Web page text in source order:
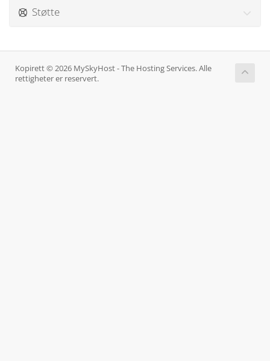
Støtte
Kopirett © 2026 MySkyHost - The Hosting Services. Alle
rettigheter er reservert.